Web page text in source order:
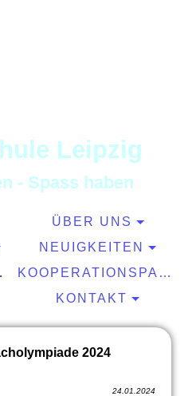
Leipzig
- Spass haben
ÜBER UNS
NEUIGKEITEN
KOOPERATIONSPARTNER
KONTAKT
2024
24.01.2024